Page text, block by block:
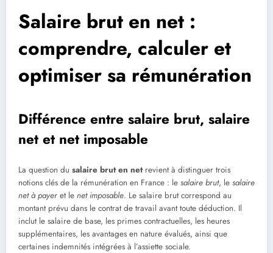
Salaire brut en net :
comprendre, calculer et
optimiser sa rémunération
Différence entre salaire brut, salaire
net et net imposable
La question du salaire brut en netrevient à distinguer trois
notions clés de la rémunération en France : le salaire brut, le salaire
net à payer et le net imposable. Le salaire brut correspond au
montant prévu dans le contrat de travail avant toute déduction. Il
inclut le salaire de base, les primes contractuelles, les heures
supplémentaires, les avantages en nature évalués, ainsi que
certaines indemnités intégrées à l’assiette sociale.